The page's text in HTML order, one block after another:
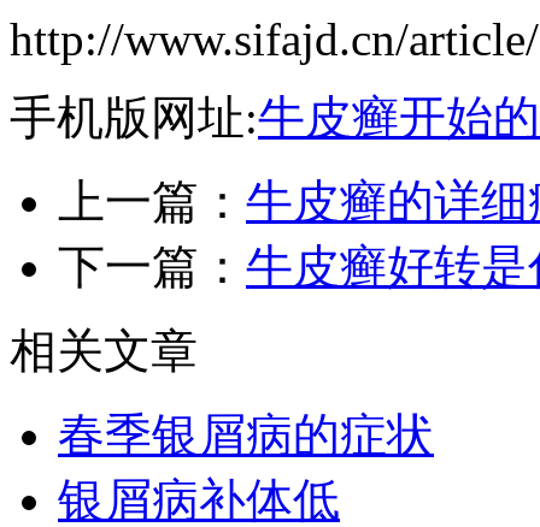
http://www.sifajd.cn/
手机版网址:牛皮癣开始
上一篇： 牛皮癣的详
下一篇： 牛皮癣好转
相关文章
春季银屑病的症状
银屑病补体低